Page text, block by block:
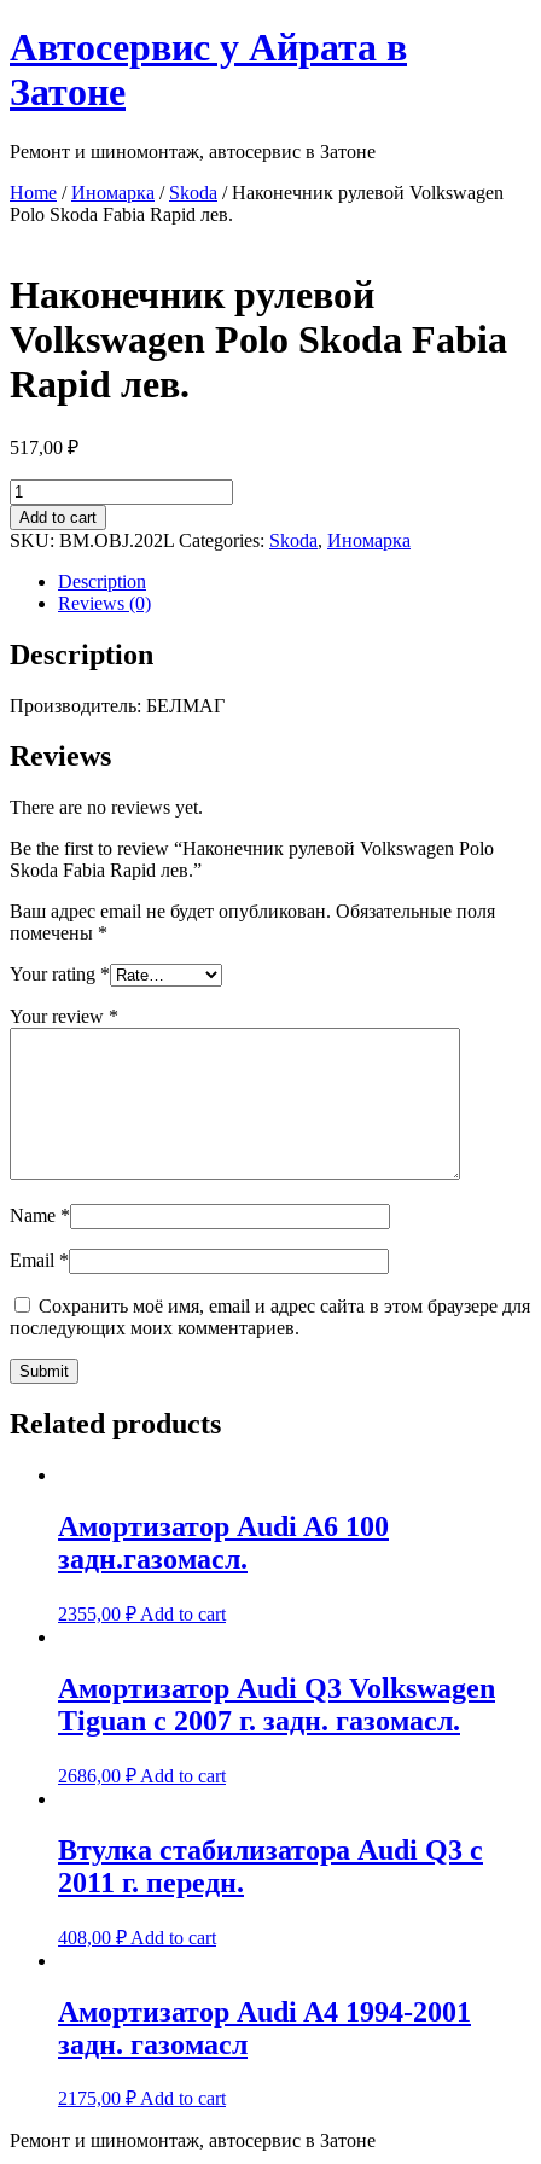
Перейти
к
содержимому
Автосервис у Айрата в
Затоне
Ремонт и шиномонтаж, автосервис в Затоне
Home /Иномарка / Skoda / Наконечник рулевой Volkswagen
Polo Skoda Fabia Rapid лев.
Наконечник рулевой
Volkswagen Polo Skoda Fabia
Rapid лев.
517,00 ₽
Наконечник
рулевой
Volkswagen
Polo
Skoda
Fabia
лев.
quantity
Add to cart
SKU: BM.OBJ.202L Categories: Skoda, Иномарка
Description
Reviews (0)
Description
Производитель: БЕЛМАГ
Reviews
There are no reviews yet.
Be the first to review “Наконечник рулевой Volkswagen Polo
Skoda Fabia Rapid лев.”
Ваш адрес email не будет опубликован. Обязательные поля
помечены *
Your rating *
Your review *
Name *
Email *
Сохранить моё имя, email и адрес сайта в этом браузере для
последующих моих комментариев.
Related products
Амортизатор Audi A6 100
задн.газомасл.
2355,00 ₽ Add to cart
Амортизатор Audi Q3 Volkswagen
Tiguan с 2007 г. задн. газомасл.
2686,00 ₽ Add to cart
Втулка стабилизатора Audi Q3 с
2011 г. передн.
408,00 ₽ Add to cart
Амортизатор Audi A4 1994-2001
задн. газомасл
2175,00 ₽Add to cart
Ремонт и шиномонтаж, автосервис в Затоне